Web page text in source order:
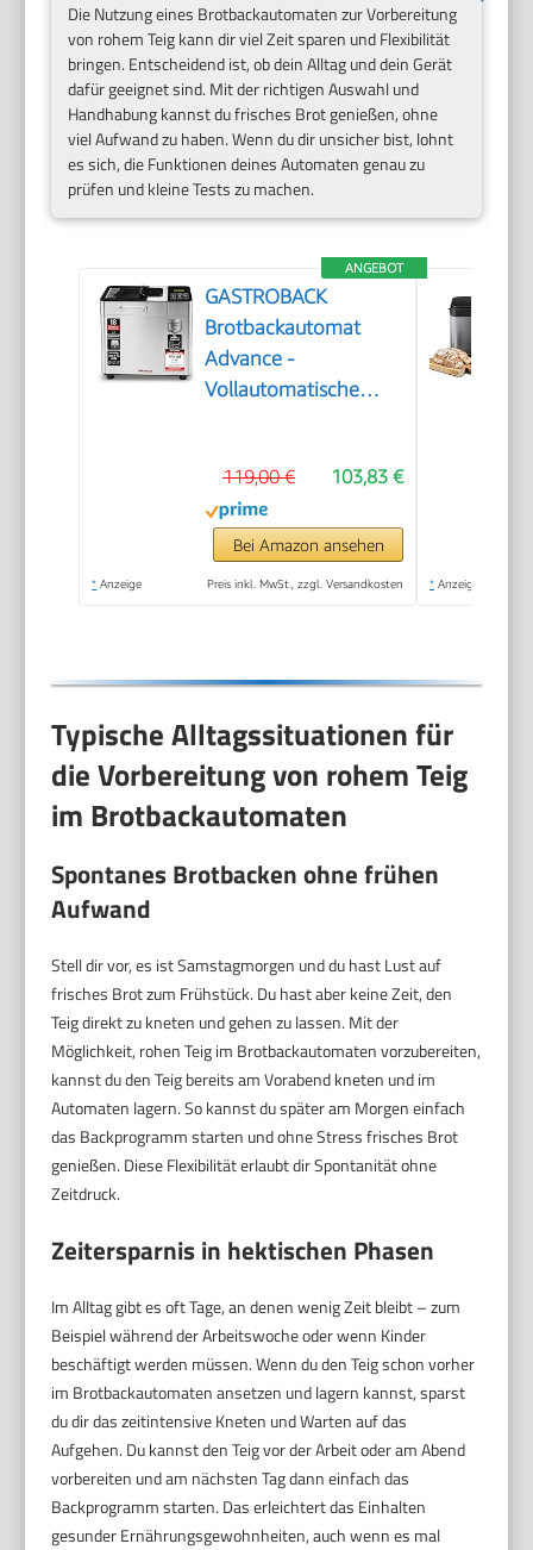
Die Nutzung eines Brotbackautomaten zur Vorbereitung
von rohem Teig kann dir viel Zeit sparen und Flexibilität
bringen. Entscheidend ist, ob dein Alltag und dein Gerät
dafür geeignet sind. Mit der richtigen Auswahl und
Handhabung kannst du frisches Brot genießen, ohne
viel Aufwand zu haben. Wenn du dir unsicher bist, lohnt
es sich, die Funktionen deines Automaten genau zu
prüfen und kleine Tests zu machen.
ANGEBOT
GASTROBACK
Brotbackautomat
Advance -
Vollautomatische
Joghurtmaschine,
Timer-Funktion,
Zutatenfach,
Sichtfenster,
103,83 €
119,00 €
Bei Amazon ansehen
* Anzeige Preis inkl. MwSt., zzgl. Versandkosten * Anzeige
Typische Alltagssituationen für
die Vorbereitung von rohem Teig
im Brotbackautomaten
Spontanes Brotbacken ohne frühen
Aufwand
Stell dir vor, es ist Samstagmorgen und du hast Lust auf
frisches Brot zum Frühstück. Du hast aber keine Zeit, den
Teig direkt zu kneten und gehen zu lassen. Mit der
Möglichkeit, rohen Teig im Brotbackautomaten vorzubereiten,
kannst du den Teig bereits am Vorabend kneten und im
Automaten lagern. So kannst du später am Morgen einfach
das Backprogramm starten und ohne Stress frisches Brot
genießen. Diese Flexibilität erlaubt dir Spontanität ohne
Zeitdruck.
Zeitersparnis in hektischen Phasen
Im Alltag gibt es oft Tage, an denen wenig Zeit bleibt – zum
Beispiel während der Arbeitswoche oder wenn Kinder
beschäftigt werden müssen. Wenn du den Teig schon vorher
im Brotbackautomaten ansetzen und lagern kannst, sparst
du dir das zeitintensive Kneten und Warten auf das
Aufgehen. Du kannst den Teig vor der Arbeit oder am Abend
vorbereiten und am nächsten Tag dann einfach das
Backprogramm starten. Das erleichtert das Einhalten
gesunder Ernährungsgewohnheiten, auch wenn es mal